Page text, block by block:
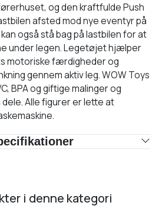
og den kraftfulde Push
afsted mod nye eventyr på
også stå bag på lastbilen for at
under legen. Legetøjet hjælper
motoriske færdigheder og
gennem aktiv leg. WOW Toys
BPA og giftige malinger og
Alle figurer er lette at
i denne kategori